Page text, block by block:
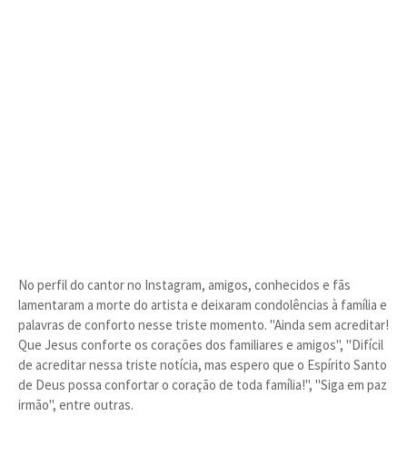
No perfil do cantor no Instagram, amigos, conhecidos e fãs
lamentaram a morte do artista e deixaram condolências à família e
palavras de conforto nesse triste momento. "Ainda sem acreditar!
Que Jesus conforte os corações dos familiares e amigos", "Difícil
de acreditar nessa triste notícia, mas espero que o Espírito Santo
de Deus possa confortar o coração de toda família!", "Siga em paz
irmão", entre outras.